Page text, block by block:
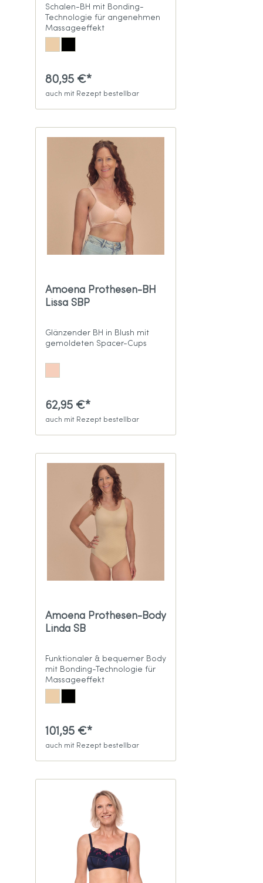
Schalen-BH mit Bonding-
Technologie für angenehmen
Massageeffekt
80,95 €*
auch mit Rezept bestellbar
Amoena Prothesen-BH
Lissa SBP
Glänzender BH in Blush mit
gemoldeten Spacer-Cups
62,95 €*
auch mit Rezept bestellbar
Amoena Prothesen-Body
Linda SB
Funktionaler & bequemer Body
mit Bonding-Technologie für
Massageeffekt
101,95 €*
auch mit Rezept bestellbar